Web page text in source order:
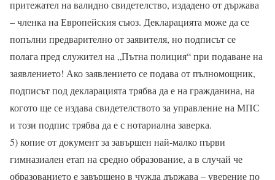
притежател на валидно свидетелство, издадено от държава
– членка на Европейския съюз. Декларацията може да се
попълни предварително от заявителя, но подписът се
полага пред служител на „Пътна полиция“ при подаване на
заявлението! Ако заявлението се подава от пълномощник,
подписът под декларацията трябва да е на гражданина, на
когото ще се издава свидетелството за управление на МПС
и този подпис трябва да е с нотариална заверка.
5) копие от документ за завършен най-малко първи
гимназиален етап на средно образование, а в случай че
образованието е завършено в чужда държава – уверение по